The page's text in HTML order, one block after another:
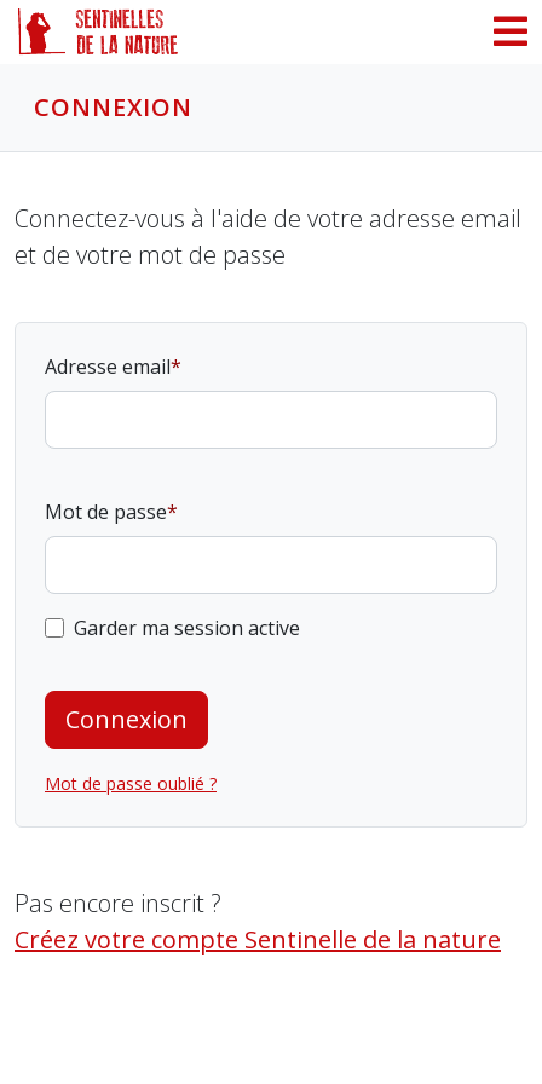
CONNEXION
Connectez-vous à l'aide de votre adresse email
et de votre mot de passe
Adresse email
Mot de passe
Garder ma session active
Connexion
Mot de passe oublié ?
Pas encore inscrit ?
Créez votre compte Sentinelle de la nature
Panneau de gestion des cookies